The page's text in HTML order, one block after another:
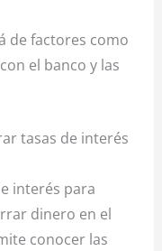
de factores como
el banco y las
tasas de interés
interés para
dinero en el
conocer las